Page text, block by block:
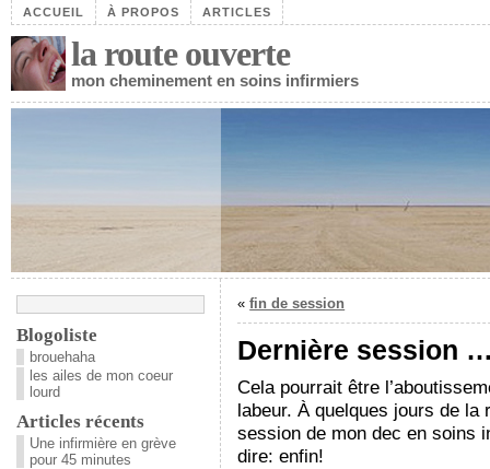
ACCUEIL À PROPOS ARTICLES
la route ouverte
mon cheminement en soins infirmiers
«fin de session
Dernière session
Cela pourrait être
labeur. À quelques jours de la
session de mon dec en soins
dire: enfin!
Blogoliste
brouehaha
les ailes de mon coeur
lourd
Articles récents
Une infirmière en grève
pour 45 minutes